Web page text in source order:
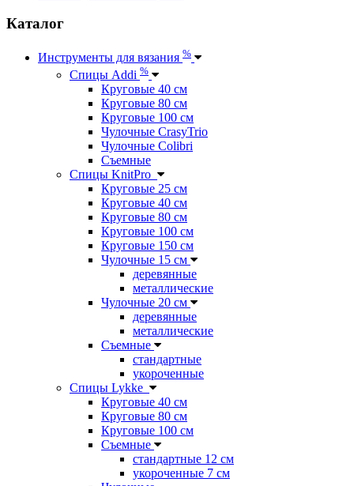
Каталог
Инструменты для вязания %
Спицы Addi %
Круговые 40 см
Круговые 80 см
Круговые 100 см
Чулочные CrasyTrio
Чулочные Colibri
Съемные
Спицы KnitPro
Круговые 25 см
Круговые 40 см
Круговые 80 см
Круговые 100 см
Круговые 150 см
Чулочные 15 см
деревянные
металлические
Чулочные 20 см
деревянные
металлические
Съемные
стандартные
укороченные
Спицы Lykke
Круговые 40 см
Круговые 80 см
Круговые 100 см
Съемные
стандартные 12 см
укороченные 7 см